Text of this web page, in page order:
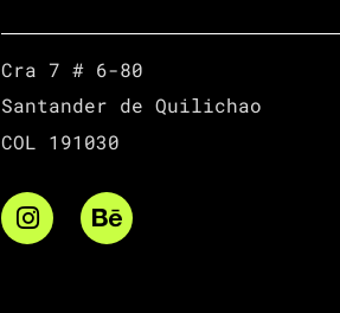
Cra 7 # 6-80
Santander de Quilichao
COL 191030